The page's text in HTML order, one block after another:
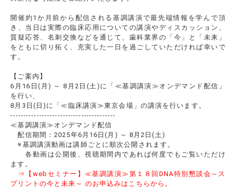
開催約1か月前から配信される基調講演で最先端情報を学んで頂
き、当日は実際の臨床応用についての講演やディスカッション、
質疑応答、名刺交換などを通じて、歯科業界の「今」と「未来」
をともに切り拓く、充実した一日を過ごしていただければ幸いで
す。
【ご案内】
6月16日(月) ～ 8月2日(土)に「≪基調講演≫オンデマンド配信」
を行い、
8月3日(日)に「≪臨床講演≫東京会場」の講演を行います。
----------------------------------------
≪基調講演≫オンデマンド配信
配信期間：2025年6月16日(月) ～ 8月2日(土)
※基調講演動画は講師ごとに順次公開されます。
各動画は公開後、視聴期間内であれば何度でもご覧いただけ
ます。
⇒【webセミナー】≪基調講演≫第１８回DNA特別懇談会～ス
プリントの今と未来～ のお申込みはこちらから。